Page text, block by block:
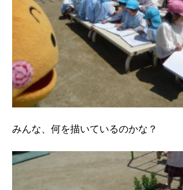
みんな、何を描いているのかな？